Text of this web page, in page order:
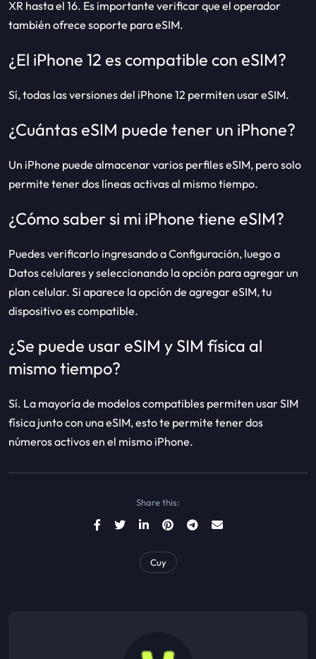
XR hasta el 16. Es importante verificar que el operador
también ofrece soporte para eSIM.
¿El iPhone 12 es compatible con eSIM?
Sí, todas las versiones del iPhone 12 permiten usar eSIM.
¿Cuántas eSIM puede tener un iPhone?
Un iPhone puede almacenar varios perfiles eSIM, pero solo
permite tener dos líneas activas al mismo tiempo.
¿Cómo saber si mi iPhone tiene eSIM?
Puedes verificarlo ingresando a Configuración, luego a
Datos celulares y seleccionando la opción para agregar un
plan celular. Si aparece la opción de agregar eSIM, tu
dispositivo es compatible.
¿Se puede usar eSIM y SIM física al
mismo tiempo?
Sí. La mayoría de modelos compatibles permiten usar SIM
física junto con una eSIM, esto te permite tener dos
números activos en el mismo iPhone.
Share this:
Cuy